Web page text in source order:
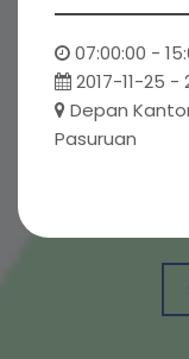
07:00:00 -
2017-11-25 -
Depan
Pasuruan